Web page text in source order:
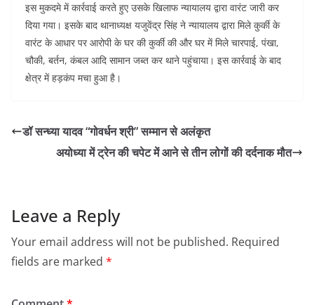
इस मुकदमे में कार्रवाई करते हुए उसके खिलाफ न्यायालय द्वारा वारंट जारी कर
दिया गया। इसके बाद थानाध्यक्ष यजुवेंद्र सिंह ने न्यायालय द्वारा मिले कुर्की के
वारंट के आधार पर आरोपी के घर की कुर्की की और घर में मिले चारपाई, पंखा,
चौकी, बर्तन, कंबल आदि सामान जब्त कर थाने पहुंचाया। इस कार्रवाई के बाद
क्षेत्र में हड़कंप मचा हुआ है।
डॉ सन्ध्या यादव “गोवर्धन श्री” सम्मान से अलंकृत
अयोध्या में ट्रेन की चपेट में आने से तीन लोगों की दर्दनाक मौत
Leave a Reply
Your email address will not be published. Required
fields are marked *